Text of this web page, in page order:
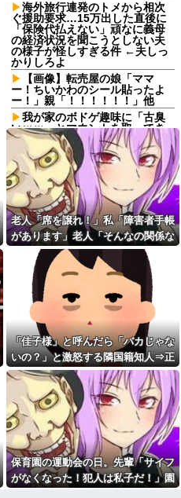
海外旅行連発のトメから相次
ぐ援助要求…15万出した直後に
「保険代払えない」頑なに義母
の経済状況を聞こうとしない夫
の様子が怪しすぎる件 ←夫しっ
かりしろよ
【画像】転売屋の娘「ママ
ー！ちいかわのシール貼ったよ
ー！」親「！！！！！！」他
我が家のボドゲ趣味に「古臭
いｗｗ」とマウントを取ってき
た義弟嫁、謎の対抗心でスマホ
ゲームに100万単位の重課金＆借
金発覚で離婚確定！「お前らが
ボドゲやってるのが悪い」と責
任転嫁してきたんだがｗｗｗｗ
【画像】JSJCの開脚トレーニ
ング、ほぼ性交ｗｗｗｗｗｗｗ
ｗｗｗｗ
【悲報】ドラマ関係者「漫画
をドラマ化？脚本に糞アレンジ
加えなきゃ」←これ
【恐怖】もとカノがドア越し
に『これ』してきた理由ｗｗｗ
結婚をするため、嫁親と俺親
と会食をした。その時嫁親が
「一人っ子ですか？三人家族で
すか？」と何度も聞く「そうで
すよー、前は祖母がいたんで四
人家族でしたが」と答
【オカルト】「頭は正常だけ
ど、これだけはガチで信じて
る」って現象ある？
義母「服装が失礼よ」私「お
互い様ですよね〜」今までイビ
られ続けてきた私が義姉の披露
宴で大暴れｗｗ義親族に「ひっ
ぱたきますよ」と釘を刺したっ
たｗｗｗ
老人「席を譲れ！」私「障害者手帳
があります」老人「そんなの関係な
い！」→暴言を浴びせられた直後、
周囲が動き出して…
「佳子様」と呼んだら「バカじゃな
いの？」と激怒する隣国籍知人⇒正
論で返したら大炎上w
保育園の運動会の日。先輩「サイフ
がなくなった！犯人は私子だ！」園